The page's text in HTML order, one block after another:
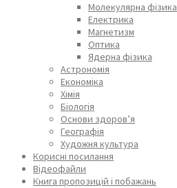
Молекулярна фізика
Електрика
Магнетизм
Оптика
Ядерна фізика
Астрономія
Економіка
Хімія
Біологія
Основи здоров’я
Географія
Художня культура
Корисні посилання
Відеофайли
Книга пропозицій і побажань